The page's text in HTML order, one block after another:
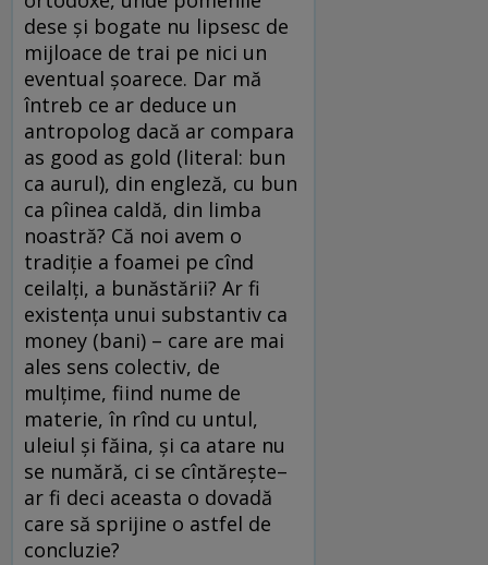
dese și bogate nu lipsesc de
mijloace de trai pe nici un
eventual șoarece. Dar mă
întreb ce ar deduce un
antropolog dacă ar compara
as good as gold (literal: bun
ca aurul), din engleză, cu bun
ca pîinea caldă, din limba
noastră? Că noi avem o
tradiție a foamei pe cînd
ceilalți, a bunăstării? Ar fi
existența unui substantiv ca
money (bani) – care are mai
ales sens colectiv, de
mulțime, fiind nume de
materie, în rînd cu untul,
uleiul și făina, și ca atare nu
se numără, ci se cîntărește–
ar fi deci aceasta o dovadă
care să sprijine o astfel de
concluzie?